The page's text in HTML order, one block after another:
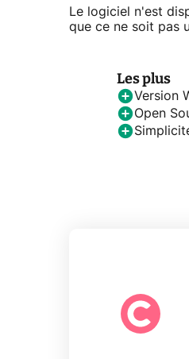
Le logiciel n'est
que ce ne soit pas
Les plus
Version
Open